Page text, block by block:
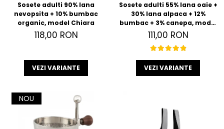
Sosete adulti 90% lana
nevopsita + 10% bumbac
organic, model Chiara
118,00 RON
VEZI VARIANTE
Sosete adulti 55% lana oaie +
30% lana alpaca + 12%
bumbac + 3% canepa, model
Anna
111,00 RON
VEZI VARIANTE
NOU